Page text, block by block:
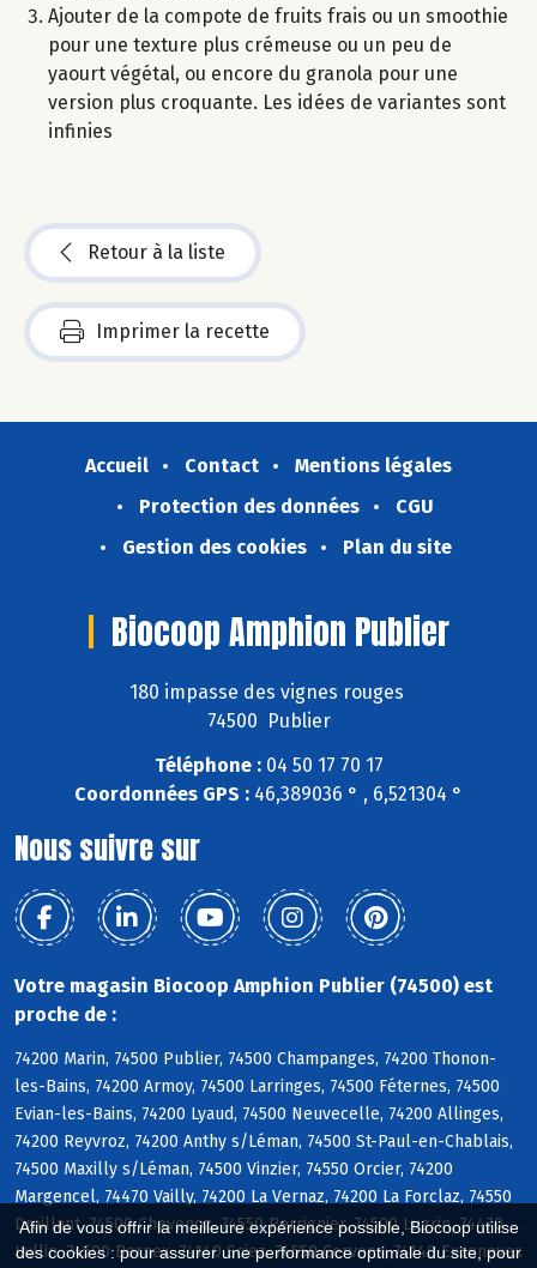
Afin de vous offrir la meilleure expérience possible, Biocoop utilise
des cookies : pour assurer une performance optimale du site, pour
Ajouter de la compote de fruits frais ou un smoothie
pour une texture plus crémeuse ou un peu de
yaourt végétal, ou encore du granola pour une
version plus croquante. Les idées de variantes sont
infinies
Retour à la liste
Imprimer la recette
Accueil Contact
Mentions légales
Protection des données
CGU
Gestion des cookies
Plan du site
Biocoop Amphion Publier
180 impasse des vignes rouges
74500 Publier
Téléphone :04 50 17 70 17
Coordonnées GPS : 46,389036 ° , 6,521304 °
Nous suivre sur
Votre magasin Biocoop Amphion Publier (74500) est
proche de :
74200 Marin, 74500 Publier, 74500 Champanges, 74200 Thonon-
les-Bains, 74200 Armoy, 74500 Larringes, 74500 Féternes, 74500
Evian-les-Bains, 74200 Lyaud, 74500 Neuvecelle, 74200 Allinges,
74200 Reyvroz, 74200 Anthy s/Léman, 74500 St-Paul-en-Chablais,
74500 Maxilly s/Léman, 74500 Vinzier, 74550 Orcier, 74200
Margencel, 74470 Vailly, 74200 La Vernaz, 74200 La Forclaz, 74550
Draillant, 74500 Chevenoz, 74550 Perrignier, 74500 Lugrin, 74470
Lullin, 74500 Bernex, 74140 Sciez, 74550 Cervens, 74140 Excenevex